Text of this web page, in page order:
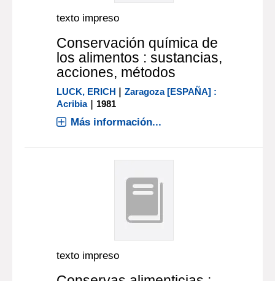
texto impreso
Conservación química de
los alimentos : sustancias,
acciones, métodos
LUCK, ERICH |Zaragoza [ESPAÑA] :
Acribia| 1981
Más información...
texto impreso